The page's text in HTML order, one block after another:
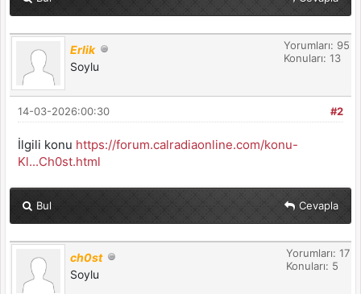
Erlik
Soylu
Yorumları: 95
Konuları: 13
#2
14-03-2026:00:30
İlgili konu https://forum.calradiaonline.com/konu-
Kl...Ch0st.html
Bul Cevapla
ch0st
Soylu
Yorumları: 17
Konuları: 5